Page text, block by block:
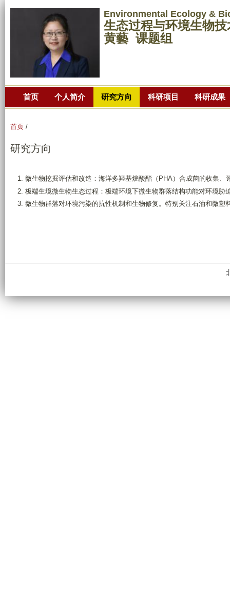
转
到
主
要
Environmental Ecology &
生态过程与环境生物
黄藝 课题组
首页 个人简介 研究方向 科研项目 科研成果
首页 /
研究方向
微生物挖掘评估和改造：海洋多羟基烷酸酯（PHA）合成菌的收集
极端生境微生物生态过程：极端环境下微生物群落结构功能对环境
微生物群落对环境污染的抗性机制和生物修复。特别关注石油和微塑